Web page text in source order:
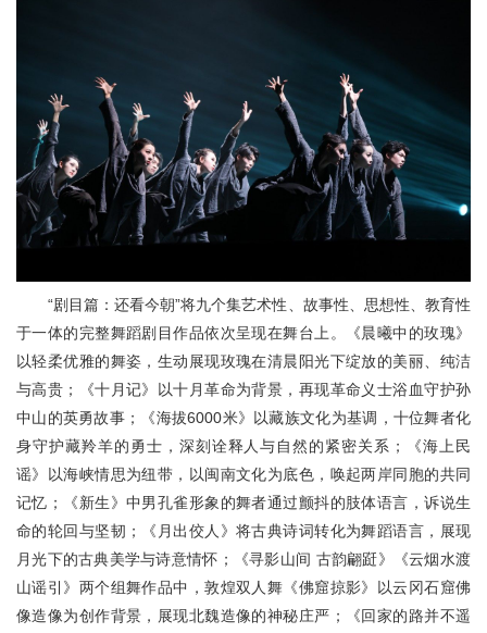
“剧目篇：还看今朝”将九个集艺术性、故事性、思想性、教育性
于一体的完整舞蹈剧目作品依次呈现在舞台上。《晨曦中的玫瑰》
以轻柔优雅的舞姿，生动展现玫瑰在清晨阳光下绽放的美丽、纯洁
与高贵；《十月记》以十月革命为背景，再现革命义士浴血守护孙
中山的英勇故事；《海拔6000米》以藏族文化为基调，十位舞者化
身守护藏羚羊的勇士，深刻诠释人与自然的紧密关系；《海上民
谣》以海峡情思为纽带，以闽南文化为底色，唤起两岸同胞的共同
记忆；《新生》中男孔雀形象的舞者通过颤抖的肢体语言，诉说生
命的轮回与坚韧；《月出佼人》将古典诗词转化为舞蹈语言，展现
月光下的古典美学与诗意情怀；《寻影山间 古韵翩跹》《云烟水渡
山谣引》两个组舞作品中，敦煌双人舞《佛窟掠影》以云冈石窟佛
像造像为创作背景，展现北魏造像的神秘庄严；《回家的路并不遥